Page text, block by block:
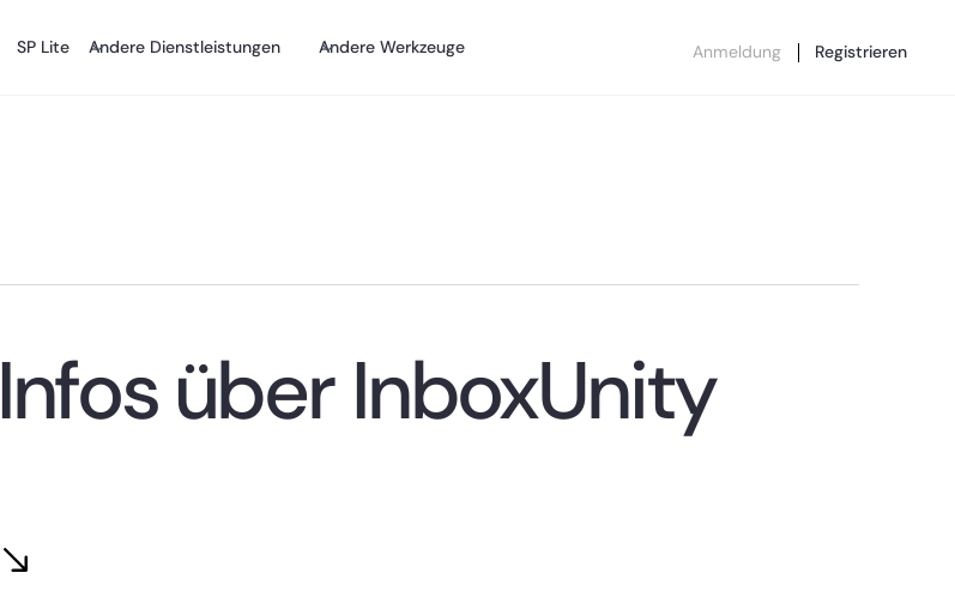
SP Lite Andere Dienstleistungen Andere Werkzeuge Anmeldung Registrieren
Infos über InboxUnity